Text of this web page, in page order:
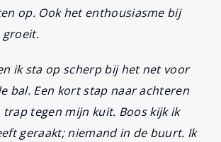
op. Ook het enthousiasme bij
groeit.
ik sta op scherp bij het net voor
bal. Een kort stap naar achteren
trap tegen mijn kuit. Boos kijk ik
geraakt; niemand in de buurt. Ik